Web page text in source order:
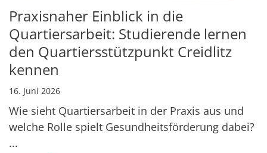
Praxisnaher Einblick in die
Quartiersarbeit: Studierende lernen
den Quartiersstützpunkt Creidlitz
kennen
16. Juni 2026
Wie sieht Quartiersarbeit in der Praxis aus und
welche Rolle spielt Gesundheitsförderung dabei?
...